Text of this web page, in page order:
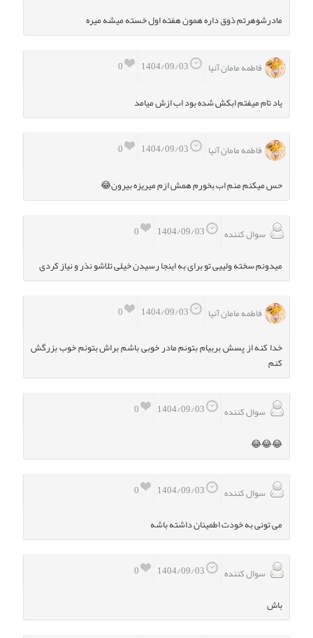
مادرشوهرتم ذوق داره همون هفته اول خسته میشه میره
0
فاطمه مامان آنیا
یاد تام میفتم ابکش شده بود اب ازش میامد
0
فاطمه مامان آنیا
حس میکنم منم اب بخورم همش ازم میریزه بیرون😂
0
سوال کننده
میدونم سخته ولییی تو برای به اینجا رسیدن خیلی تلاشو نذر و نیاز کردی
0
فاطمه مامان آنیا
خدا کنه از پسش بربیام بتونم مادر خوبی باشم براش بتونم خوب بزرگش
کنم
0
سوال کننده
😂😂😂
0
سوال کننده
می تونی به خودت اطمینان داشته باشه
0
سوال کننده
باش